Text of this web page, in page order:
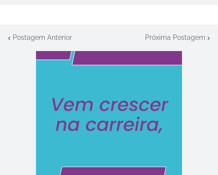
Postagem Anterior Próxima Postagem